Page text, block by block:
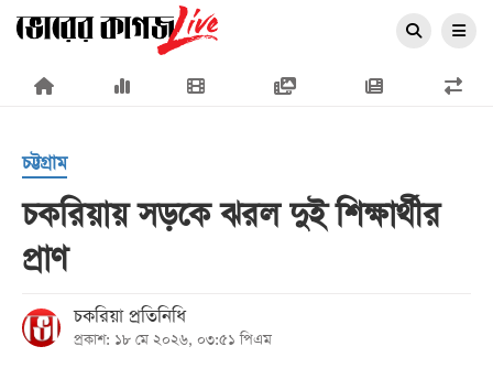
×
প্রচ্ছদ
জাতীয়
রাজনীতি
চট্টগ্রাম
চকরিয়ায় সড়কে ঝরল দুই শিক্ষার্থীর
প্রাণ
চকরিয়া প্রতিনিধি
প্রকাশ: ১৮ মে ২০২৬, ০৩:৫১ পিএম